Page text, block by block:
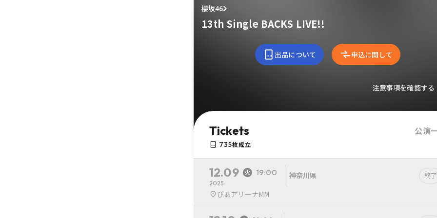
櫻坂46
13th Single BACKS LIVE!!
出品について 申込に関して
注意事項を確認する
Tickets 公演
735枚成立
12.09 19:00
2025
神奈川県 終了
ぴあアリーナMM